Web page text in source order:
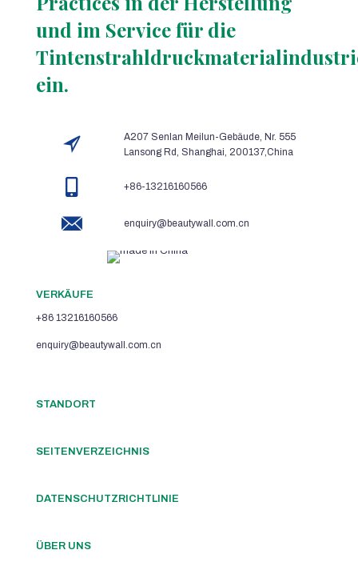
und im Service für die
ein.
A207 Senlan Meilun-Gebäude, Nr. 555
Lansong Rd, Shanghai, 200137,China
+86-13216160566
enquiry@beautywall.com.cn
VERKÄUFE
+86 13216160566
enquiry@beautywall.com.cn
STANDORT
SEITENVERZEICHNIS
DATENSCHUTZRICHTLINIE
ÜBER UNS